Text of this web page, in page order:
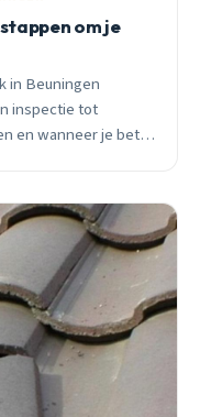
om je
in Beuningen
inspectie tot
en wanneer je beter